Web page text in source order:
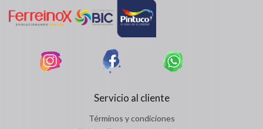
Servicio al cliente
Términos y condiciones